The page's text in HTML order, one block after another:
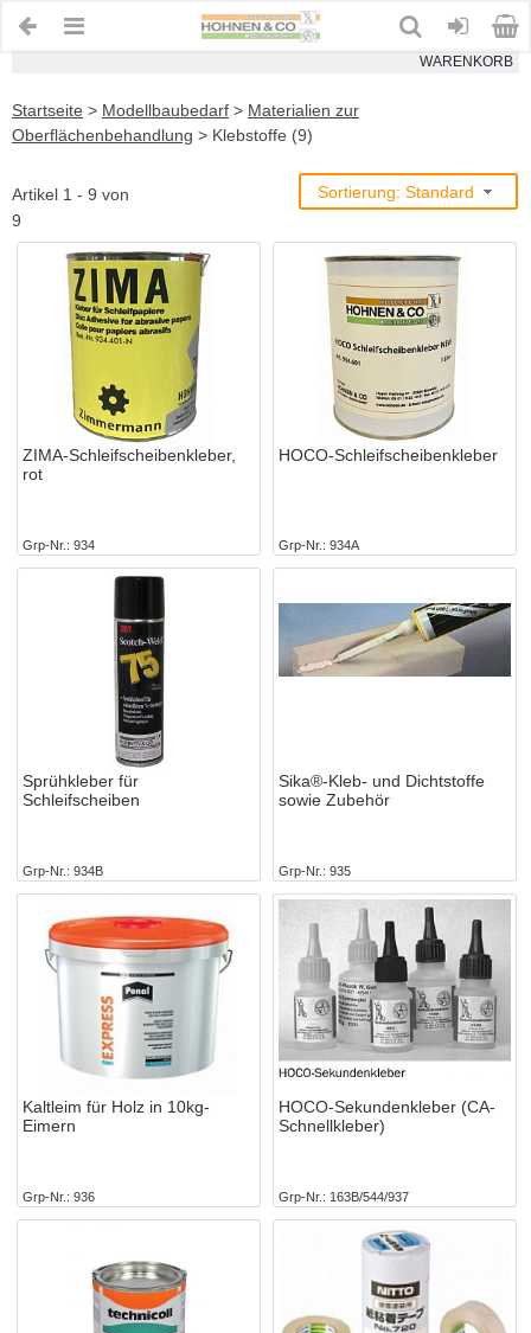
WARENKORB
Startseite > Modellbaubedarf > Materialien zur
Oberflächenbehandlung > Klebstoffe (9)
Artikel 1 - 9 von
9
Sortierung: Standard
ZIMA-Schleifscheibenkleber,
rot
Grp-Nr. 934
HOCO-Schleifscheibenkleber
Grp-Nr. 934A
Sprühkleber für
Schleifscheiben
Grp-Nr. 934B
Sika®-Kleb- und Dichtstoffe
sowie Zubehör
Grp-Nr. 935
Kaltleim für Holz in 10kg-
Eimern
Grp-Nr. 936
HOCO-Sekundenkleber (CA-
Schnellkleber)
Grp-Nr. 163B/544/937